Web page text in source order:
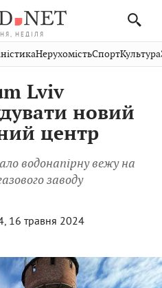
НЕДІЛЯ
Публікації
Авто СловкоКультура
Кіно Дім
ФотоОсвітаНерухомість
Домашні
тварини
НерухомістьСпортКультура
Lviv
новий
центр
водонапірну вежу на
заводу
16 травня 2024